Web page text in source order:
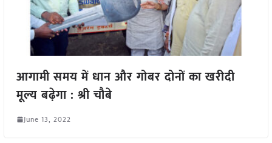
आगामी समय में धान और गोबर दोनों का खरीदी
मूल्य बढ़ेगा : श्री चौबे
June 13, 2022